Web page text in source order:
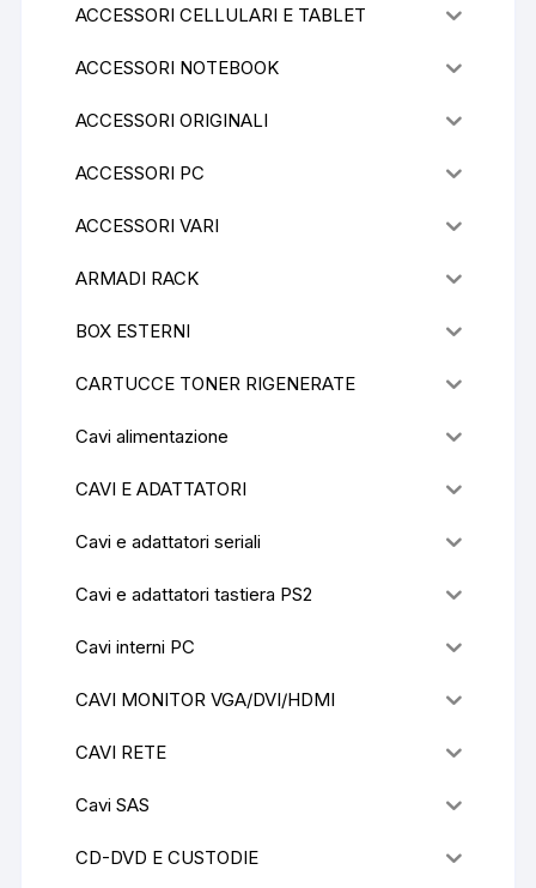
ACCESSORI CELLULARI E TABLET
ACCESSORI NOTEBOOK
ACCESSORI ORIGINALI
ACCESSORI PC
ACCESSORI VARI
ARMADI RACK
BOX ESTERNI
CARTUCCE TONER RIGENERATE
Cavi alimentazione
CAVI E ADATTATORI
Cavi e adattatori seriali
Cavi e adattatori tastiera PS2
Cavi interni PC
CAVI MONITOR VGA/DVI/HDMI
CAVI RETE
Cavi SAS
CD-DVD E CUSTODIE